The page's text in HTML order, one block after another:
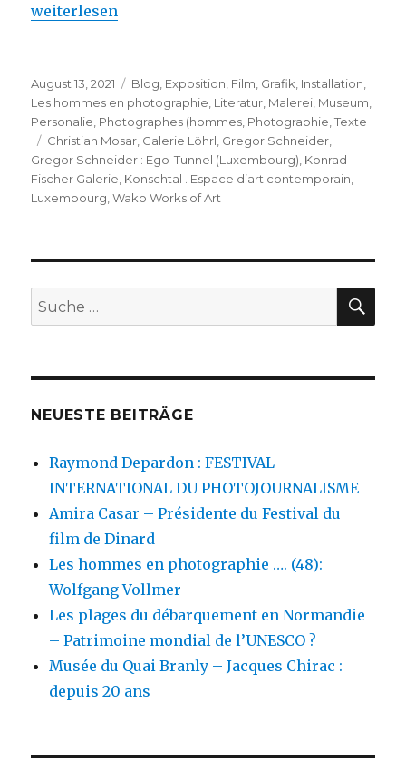
„Gregor Schneider : Ego-Tunnel (Luxembourg)“
weiterlesen
Veröffentlicht
am
August 13, 2021 Kategorien
Blog, Exposition, Film, Grafik, Installation,
Les hommes en photographie, Literatur, Malerei, Museum,
Personalie, Photographes (hommes, Photographie,Texte
Schlagwörter
Christian Mosar, Galerie Löhrl, Gregor Schneider,
Gregor Schneider : Ego-Tunnel (Luxembourg), Konrad
Fischer Galerie, Konschtal . Espace d’art contemporain,
Luxembourg,Wako Works of Art
Suche
nach:
NEUESTE BEITRÄGE
Raymond Depardon : FESTIVAL
INTERNATIONAL DU PHOTOJOURNALISME
Amira Casar – Présidente du Festival du
film de Dinard
Les hommes en photographie …. (48):
Wolfgang Vollmer
Les plages du débarquement en Normandie
– Patrimoine mondial de l’UNESCO ?
Musée du Quai Branly – Jacques Chirac :
depuis 20 ans